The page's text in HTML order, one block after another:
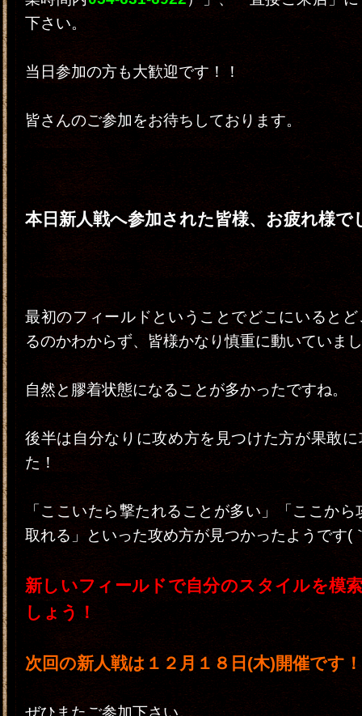
下さい。
当日参加の方も大歓迎です！！
皆さんのご参加をお待ちしております。
本日新人戦へ参加された皆様、お疲れ様で
最初のフィールドということでどこにいると
るのかわからず、皆様かなり慎重に動いていま
自然と膠着状態になることが多かったですね。
後半は自分なりに攻め方を見つけた方が果敢
た！
「ここいたら撃たれることが多い」「ここか
取れる」といった攻め方が見つかったようです(
新しいフィールドで自分のスタイルを模
しょう！
次回の新人戦は１２月１８日(木)開催です！
ぜひまたご参加下さい。